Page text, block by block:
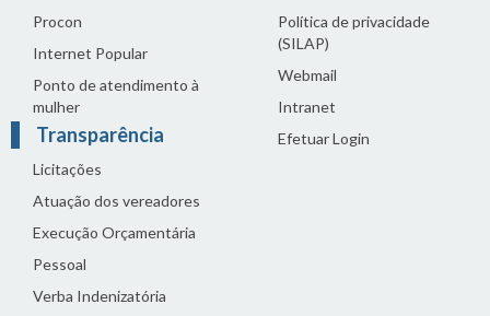
Procon
Internet Popular
Ponto de atendimento à
mulher
Transparência
Licitações
Atuação dos vereadores
Execução Orçamentária
Pessoal
Verba Indenizatória
Política de privacidade
(SILAP)
Webmail
Intranet
Efetuar Login